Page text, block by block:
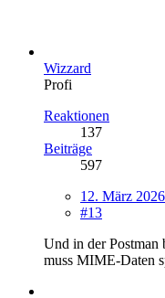
Wizzard
Profi
Reaktionen
137
Beiträge
597
12. März
#13
Und in der
muss MIME-Daten